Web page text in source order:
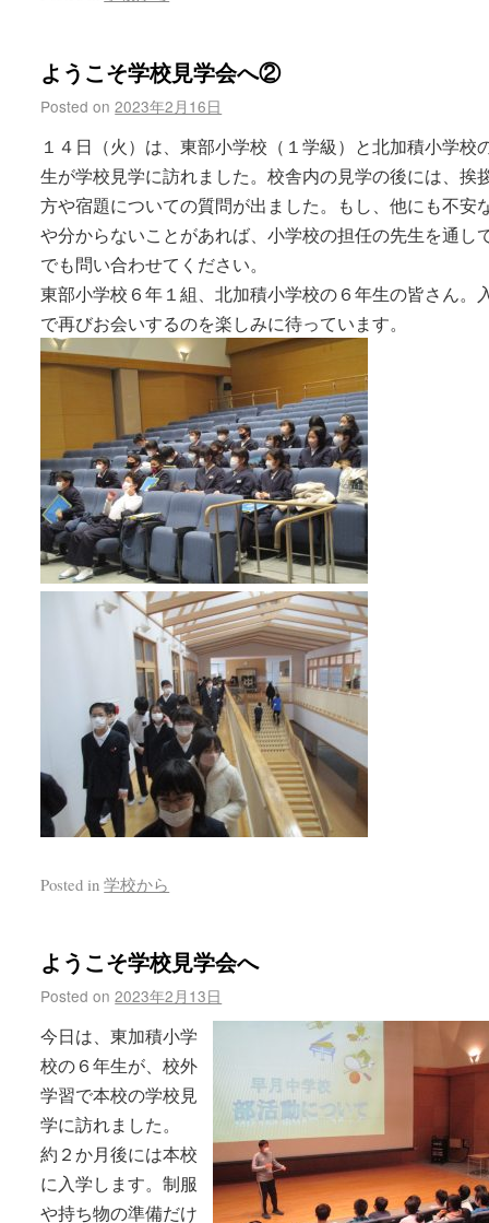
ようこそ学校見学会へ②
Posted on 2023年2月16日
１４日（火）は、東部小学校（１学級）と北加積小学校
生が学校見学に訪れました。校舎内の見学の後には、挨
方や宿題についての質問が出ました。もし、他にも不安
や分からないことがあれば、小学校の担任の先生を通し
でも問い合わせてください。
東部小学校６年１組、北加積小学校の６年生の皆さん。
で再びお会いするのを楽しみに待っています。
Posted in 学校から
ようこそ学校見学会へ
Posted on 2023年2月13日
今日は、東加積小学
校の６年生が、校外
学習で本校の学校見
学に訪れました。
約２か月後には本校
に入学します。制服
や持ち物の準備だけ